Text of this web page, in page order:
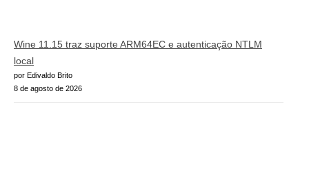
Wine 11.15 traz suporte ARM64EC e autenticação NTLM
local
por Edivaldo Brito
8 de agosto de 2026